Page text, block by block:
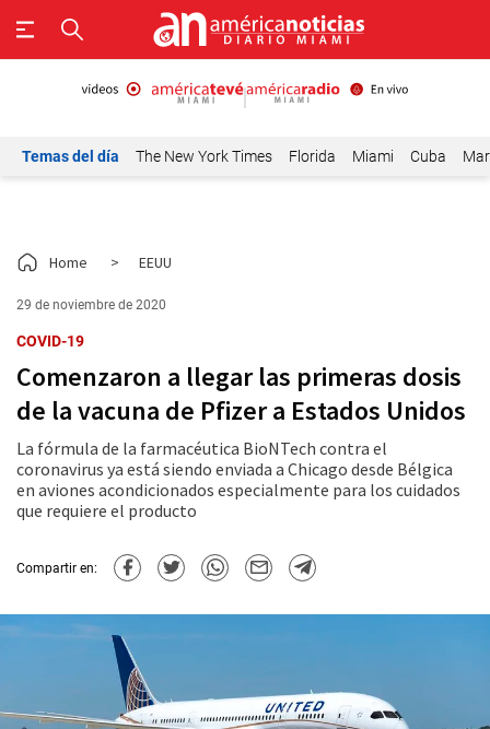
Temas del día The New York Times Florida Miami Cuba
Home > EEUU
29 de noviembre de 2020
COVID-19
Comenzaron a llegar las primeras dosis
de la vacuna de Pfizer a Estados Unidos
La fórmula de la farmacéutica BioNTech contra el
coronavirus ya está siendo enviada a Chicago desde Bélgica
en aviones acondicionados especialmente para los cuidados
que requiere el producto
Compartir en: